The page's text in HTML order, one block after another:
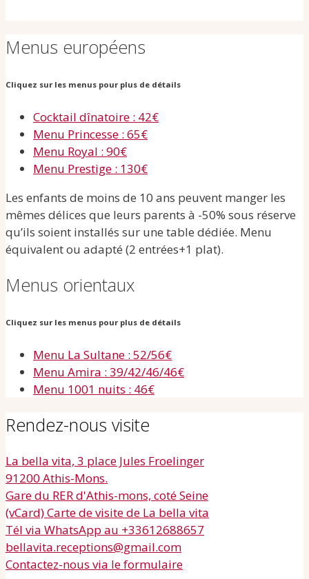
Menus européens
Cliquez sur les menus pour plus de détails
Cocktail dînatoire : 42€
Menu Princesse : 65€
Menu Royal : 90€
Menu Prestige : 130€
Les enfants de moins de 10 ans peuvent manger les
mêmes délices que leurs parents à -50% sous réserve
qu’ils soient installés sur une table dédiée. Menu
équivalent ou adapté (2 entrées+1 plat).
Menus orientaux
Cliquez sur les menus pour plus de détails
Menu La Sultane : 52/56€
Menu Amira : 39/42/46/46€
Menu 1001 nuits : 46€
Rendez-nous visite
La bella vita, 3 place Jules Froelinger
91200 Athis-Mons.
Gare du RER d'Athis-mons, coté Seine
(vCard) Carte de visite de La bella vita
Tél via WhatsApp au +33612688657
bellavita.receptions@gmail.com
Contactez-nous via le formulaire